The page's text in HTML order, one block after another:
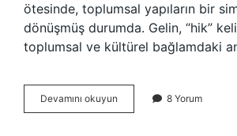
ötesinde, toplumsal yapıların bir
dönüşmüş durumda. Gelin, “hik”
toplumsal ve kültürel bağlamdaki
Devamını okuyun
ne
8 Yorum